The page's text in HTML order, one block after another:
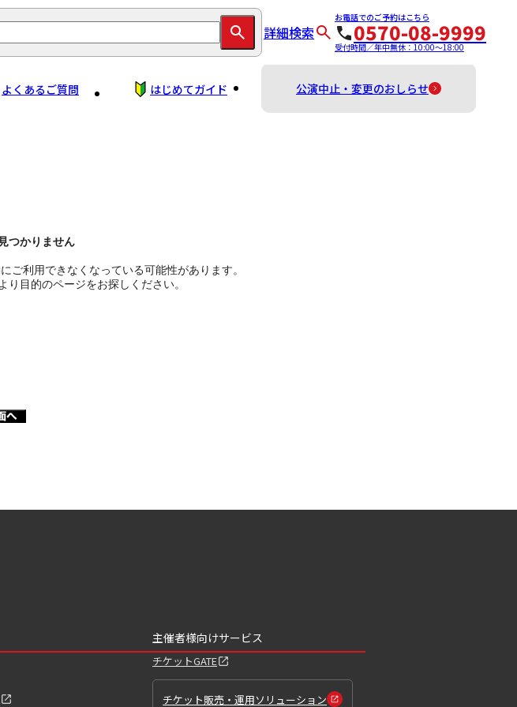
詳細検索
お電話でのご予約はこちら
0570-08-9999
受付時間／年中無休：10:00～18:00
よくあるご質問 はじめてガイド 公演中止・変更のおしらせ
つかりません
ご利用できなくなっている可能性があります。
目的のページをお探しください。
主催者様向けサービス
チケットGATE
チケット販売・運用ソリューション